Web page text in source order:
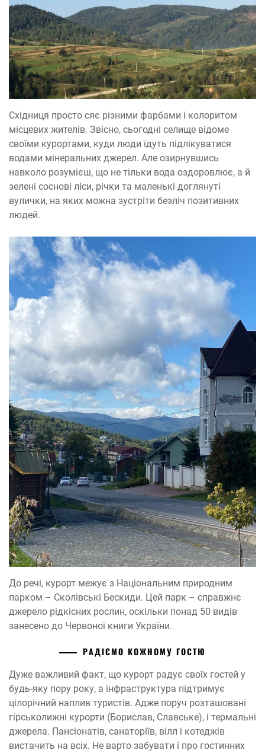
Східниця просто сяє різними фарбами і колоритом
місцевих жителів. Звісно, сьогодні селище відоме
своїми курортами, куди люди їдуть підлікуватися
водами мінеральних джерел. Але озирнувшись
навколо розумієш, що не тільки вода оздоровлює, а й
зелені соснові ліси, річки та маленькі доглянуті
вулички, на яких можна зустріти безліч позитивних
людей.
До речі, курорт межує з Національним природним
парком – Сколівські Бескиди. Цей парк – справжнє
джерело рідкісних рослин, оскільки понад 50 видів
занесено до Червоної книги України.
РАДІЄМО КОЖНОМУ ГОСТЮ
Дуже важливий факт, що курорт радує своїх гостей у
будь-яку пору року, а інфраструктура підтримує
цілорічний наплив туристів. Адже поруч розташовані
гірськолижні курорти (Борислав, Славське), і термальні
джерела. Пансіонатів, санаторіїв, вілл і котеджів
вистачить на всіх. Не варто забувати і про гостинних